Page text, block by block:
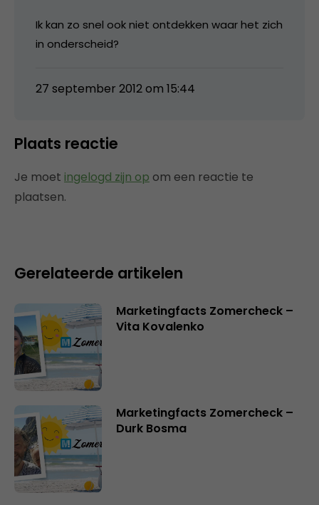
Ik kan zo snel ook niet ontdekken waar het zich
in onderscheid?
27 september 2012 om 15:44
Plaats reactie
Je moet ingelogd zijn op om een reactie te
plaatsen.
Gerelateerde artikelen
Marketingfacts Zomercheck –
Vita Kovalenko
Marketingfacts Zomercheck –
Durk Bosma